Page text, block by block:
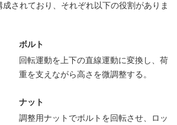
されており、それぞれ以下の役割がありま
ボルト
回転運動を上下の直線運動に変換し、荷
重を支えながら高さを微調整する。
ナット
調整用ナットでボルトを回転させ、ロッ